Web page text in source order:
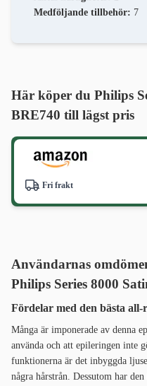
Medföljande tillbehör: 7
Här köper du Philips
BRE740 till lägst pris
Fri frakt
Användarnas
Philips Series 8000
Fördelar med den bästa
Många är imponerade av denna
använda och att epileringen inte
funktionerna är det inbyggda
några hårstrån. Dessutom har